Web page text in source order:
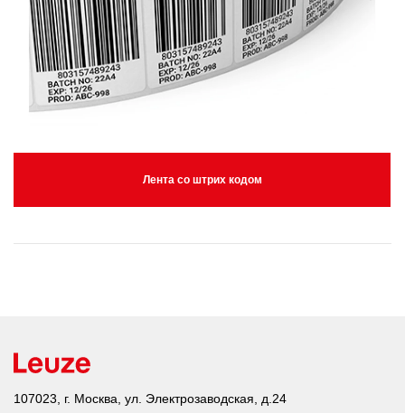
Лента со штрих кодом
107023, г. Москва, ул. Электрозаводская, д.24